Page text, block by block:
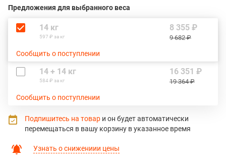
Предложения для выбранного веса
14 кг
597 ₽ за кг
8 355 ₽
9 682 ₽
Сообщить о поступлении
14 + 14 кг
584 ₽ за кг
16 351 ₽
19 364 ₽
Сообщить о поступлении
Узнать о снижениии цены
Подпишитесь на товар и он будет автоматически
перемещаться в вашу корзину в указанное время